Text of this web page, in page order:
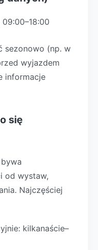
09:00–18:00
sezonowo (np. w
wyjazdem
informacje
się
od wystaw,
Najczęściej
kilkanaście–